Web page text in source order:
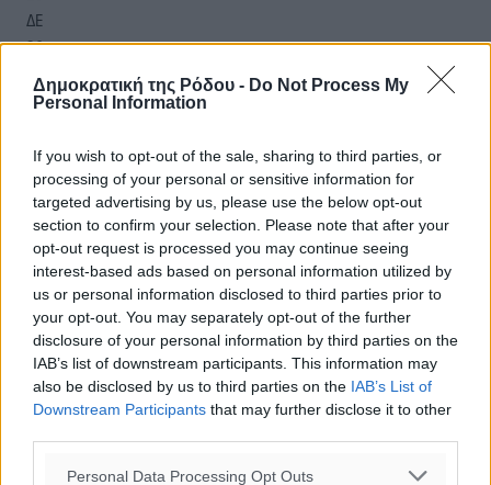
Δημοκρατική της Ρόδου - Do Not Process My
Personal Information
If you wish to opt-out of the sale, sharing to third parties, or
processing of your personal or sensitive information for
targeted advertising by us, please use the below opt-out
section to confirm your selection. Please note that after your
opt-out request is processed you may continue seeing
interest-based ads based on personal information utilized by
us or personal information disclosed to third parties prior to
your opt-out. You may separately opt-out of the further
disclosure of your personal information by third parties on the
IAB’s list of downstream participants. This information may
also be disclosed by us to third parties on the IAB’s List of
Downstream Participants that may further disclose it to other
Personal Data Processing Opt Outs
ΔΕ
30°
ΤΡ
29°
29 °
ΠΕ